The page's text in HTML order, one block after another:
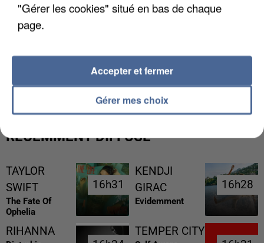
L’UN DES FONDATEURS SUPPOSÉS DE LA DZ
MAFIA INTERPELLÉ EN ALGÉRIE
RÉCEMMENT DIFFUSÉ
TAYLOR
SWIFT
The Fate Of
Ophelia
16h31
16h31
KENDJI
GIRAC
Evidemment
16h28
16h28
RIHANNA TEMPER CITY
"Gérer les cookies" situé en bas de chaque
page.
Gérer mes choix
Accepter et fermer